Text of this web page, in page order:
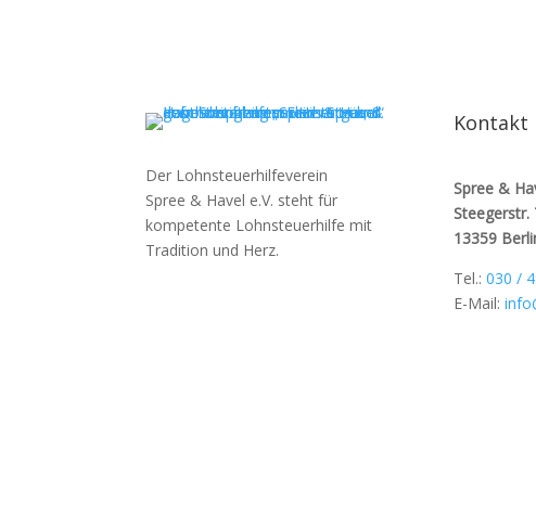
Der Lohnsteuerhilfeverein
Spree & Havel e.V. steht für
kompetente Lohnsteuerhilfe mit
Tradition und Herz.
Kontakt
Spree &
Steegerstr.
13359
Tel.: 030 /
E-Mail: